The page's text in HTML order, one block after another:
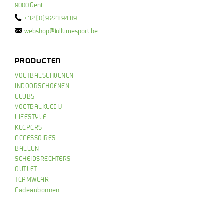
9000 Gent
+32 (0)9 223.94.89
webshop@fulltimesport.be
PRODUCTEN
VOETBALSCHOENEN
INDOORSCHOENEN
CLUBS
VOETBALKLEDIJ
LIFESTYLE
KEEPERS
ACCESSOIRES
BALLEN
SCHEIDSRECHTERS
OUTLET
TEAMWEAR
Cadeaubonnen